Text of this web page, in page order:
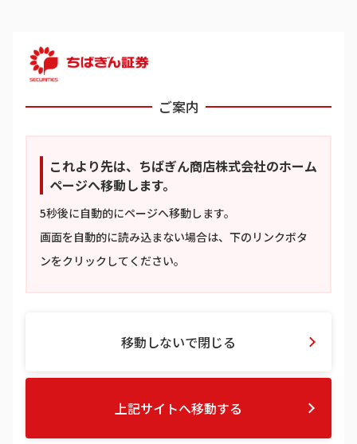
ご案内
これより先は、 ちばぎん商店株式会社のホーム
ページへ移動します。
5秒後に自動的にページへ移動します。
画面を自動的に読み込まない場合は、下のリンクボタ
ンをクリックしてください。
移動しないで閉じる
上記サイトへ移動する